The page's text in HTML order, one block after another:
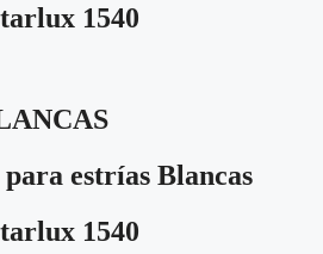
1540
estrías Blancas
1540